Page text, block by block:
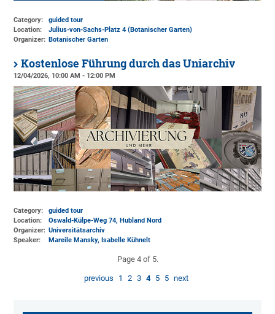
Category:
guided tour
Location:
Julius-von-Sachs-Platz 4 (Botanischer Garten)
Organizer: Botanischer Garten
Kostenlose Führung durch das Uniarchiv
12/04/2026, 10:00 AM - 12:00 PM
Category:
guided tour
Location:
Oswald-Külpe-Weg 74, Hubland Nord
Organizer: Universitätsarchiv
Speaker:
Mareile Mansky, Isabelle Kühnelt
Page 4 of 5.
previous 1 2 3 4 5 5 next